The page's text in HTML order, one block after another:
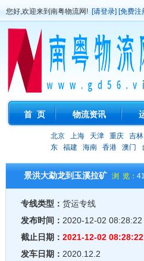
您好,欢迎来到南粤物流网! [请登录] [免费注
首 页 物流资讯
北京 上海 天津 重庆 吉林
东
福建 海南 香港 澳门
景洪大勐龙到玉溪拉矿 浏 览：
专线类型： 货运专线
发布时间： 2020-12-02 08:28:22
截止日期： 2021-12-02 08:28:22
发车日期： 2020.12.2